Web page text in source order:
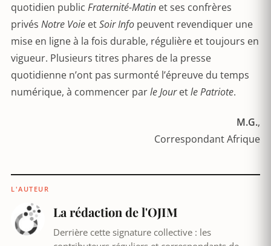
quotidien public Fraternité-Matin et ses confrères
privés Notre Voie etSoir Info peuvent revendiquer une
mise en ligne à la fois durable, régulière et toujours en
vigueur. Plusieurs titres phares de la presse
quotidienne n’ont pas surmonté l’épreuve du temps
numérique, à commencer parle Jouretle Patriote.
M.G.,
Correspondant Afrique
L'AUTEUR
La rédaction de l'OJIM
Derrière cette signature collective : les